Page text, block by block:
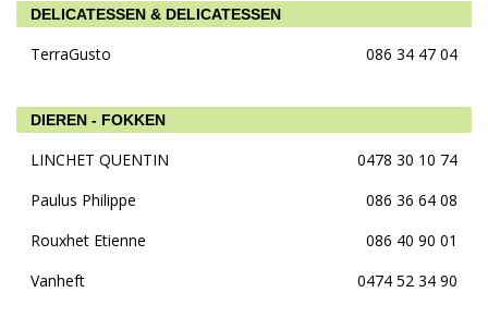
DELICATESSEN & DELICATESSEN
TerraGusto 086 34 47 04
DIEREN - FOKKEN
LINCHET QUENTIN
0478 30 10 74
Paulus Philippe
086 36 64 08
Rouxhet Etienne
086 40 90 01
Vanheft
0474 52 34 90